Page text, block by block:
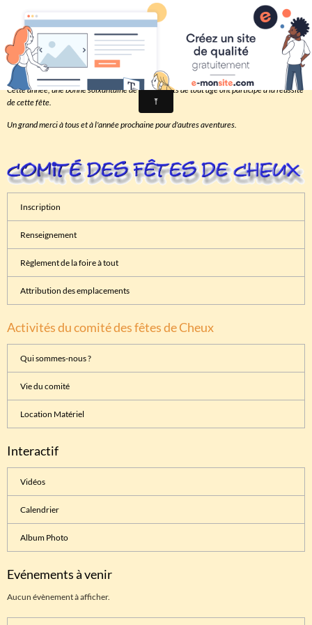
Comité des fêtes de CHEUX
Fête de Cheux 2014
Cette année, une bonne soixantaine de participants de tout age ont participé à la réussite
de cette fête.
Un grand merci à tous et à l'année prochaine pour d'autres aventures.
Inscription
Renseignement
Règlement de la foire à tout
Attribution des emplacements
Activités du comité des fêtes de Cheux
Qui sommes-nous ?
Vie du comité
Location Matériel
Interactif
Vidéos
Calendrier
Album Photo
Evénements à venir
Aucun évènement à afficher.